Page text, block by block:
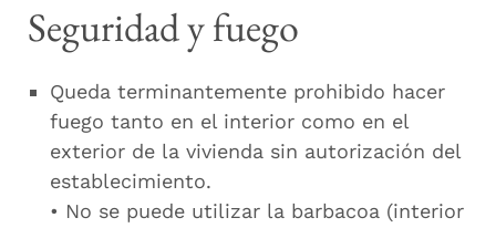
Seguridad y fuego
Queda terminantemente prohibido hacer
fuego tanto en el interior como en el
exterior de la vivienda sin autorización del
establecimiento.
• No se puede utilizar la barbacoa (interior